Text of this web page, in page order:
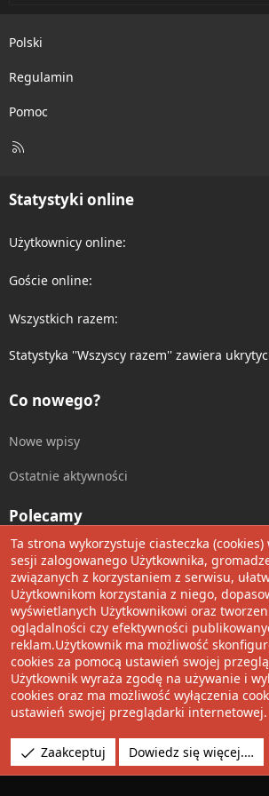
Polski
Regulamin
Pomoc
R
Statystyki online
Użytkownicy online
Goście online
Wszystkich razem
Statystyka ''Wszyscy razem'' zawiera
Co nowego?
Nowe wpisy
Ostatnie aktywności
Polecamy
Wolnościowe cytaty
Udostępnij
Facebook
TwitterRedditPinterest
TumblrWhatsApp
Community platform by XenForo® © 2010-
Pixel Exit
Tłumaczenie wykonane przezXboxForum.pl
via s9e/MediaSites
Ta strona wykorzystuje ciasteczka
sesji zalogowanego Użytkownika,
związanych z korzystaniem z serwisu,
Użytkownikom korzystania z niego,
wyświetlanych Użytkownikowi oraz
oglądalności czy efektywności
reklam.Użytkownik ma możliwość
cookies za pomocą ustawień swojej
Użytkownik wyraża zgodę na używanie i
cookies oraz ma możliwość wyłączenia
ustawień swojej przeglądarki internetowej.
Zaakceptuj Dowiedz się więcej.…